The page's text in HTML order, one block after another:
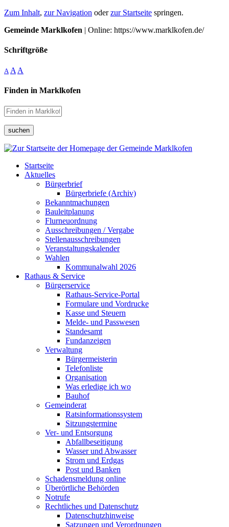
Zum Inhalt, zur Navigation oderzur Startseite springen.
Gemeinde Marklkofen | Online: https://www.marklkofen.de/
Schriftgröße
A A A
Finden in Marklkofen
suchen
Startseite
Aktuelles
Bürgerbrief
Bürgerbriefe (Archiv)
Bekanntmachungen
Bauleitplanung
Flurneuordnung
Ausschreibungen / Vergabe
Stellenausschreibungen
Veranstaltungskalender
Wahlen
Kommunalwahl 2026
Rathaus & Service
Bürgerservice
Rathaus-Service-Portal
Formulare und Vordrucke
Kasse und Steuern
Melde- und Passwesen
Standesamt
Fundanzeigen
Verwaltung
Bürgermeisterin
Telefonliste
Organisation
Was erledige ich wo
Bauhof
Gemeinderat
Ratsinformationssystem
Sitzungstermine
Ver- und Entsorgung
Abfallbeseitigung
Wasser und Abwasser
Strom und Erdgas
Post und Banken
Schadensmeldung online
Überörtliche Behörden
Notrufe
Rechtliches und Datenschutz
Datenschutzhinweise
Satzungen und Verordnungen